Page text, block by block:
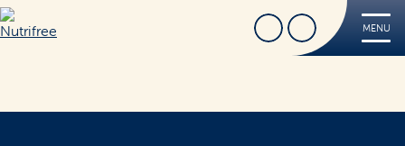
Nutrifree MENU
CercaTrova Negozio